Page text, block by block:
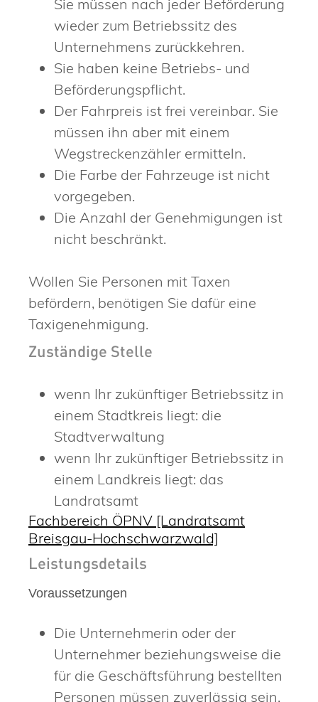
Sie müssen nach jeder Beförderung
wieder zum Betriebssitz des
Unternehmens zurückkehren.
Sie haben keine Betriebs- und
Beförderungspflicht.
Der Fahrpreis ist frei vereinbar. Sie
müssen ihn aber mit einem
Wegstreckenzähler ermitteln.
Die Farbe der Fahrzeuge ist nicht
vorgegeben.
Die Anzahl der Genehmigungen ist
nicht beschränkt.
Wollen Sie Personen mit Taxen
befördern, benötigen Sie dafür eine
Taxigenehmigung.
Zuständige Stelle
wenn Ihr zukünftiger Betriebssitz in
einem Stadtkreis liegt: die
Stadtverwaltung
wenn Ihr zukünftiger Betriebssitz in
einem Landkreis liegt: das
Landratsamt
Fachbereich ÖPNV [Landratsamt
Breisgau-Hochschwarzwald]
Leistungsdetails
Voraussetzungen
Die Unternehmerin oder der
Unternehmer beziehungsweise die
für die Geschäftsführung bestellten
Personen müssen zuverlässig sein.